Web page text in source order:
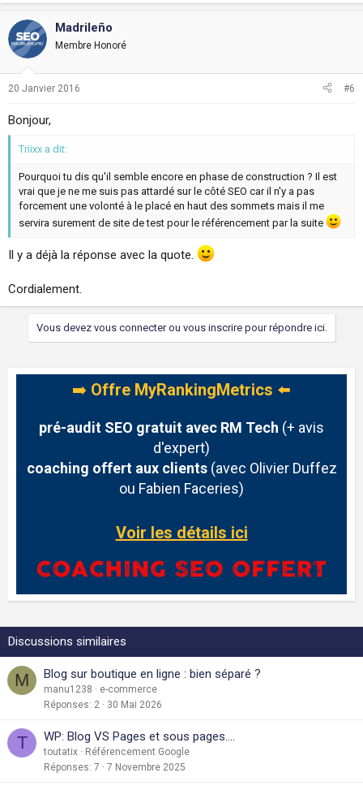
Madrileño
Membre Honoré
20 Janvier 2016 #6
Bonjour,
Triixx a dit:
Pourquoi tu dis qu'il semble encore en phase de construction ? Il est
vrai que je ne me suis pas attardé sur le côté SEO car il n'y a pas
forcement une volonté à le placé en haut des sommets mais il me
servira surement de site de test pour le référencement par la suite
Il y a déjà la réponse avec la quote.
Cordialement.
Vous devez vous connecter ou vous inscrire pour répondre ici.
➡️ Offre MyRankingMetrics ⬅️
pré-audit SEO gratuit avec RM Tech (+ avis
d'expert)
coaching offert aux clients(avec Olivier Duffez
ou Fabien Faceries)
Voir les détails ici
Discussions similaires
M Blog sur boutique en ligne : bien séparé ?
manu1238
e-commerce
Réponses 2 30 Mai 2026
T WP: Blog VS Pages et sous pages....
toutatix
Référencement Google
Réponses 7 7 Novembre 2025